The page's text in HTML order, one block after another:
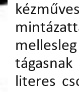
literes